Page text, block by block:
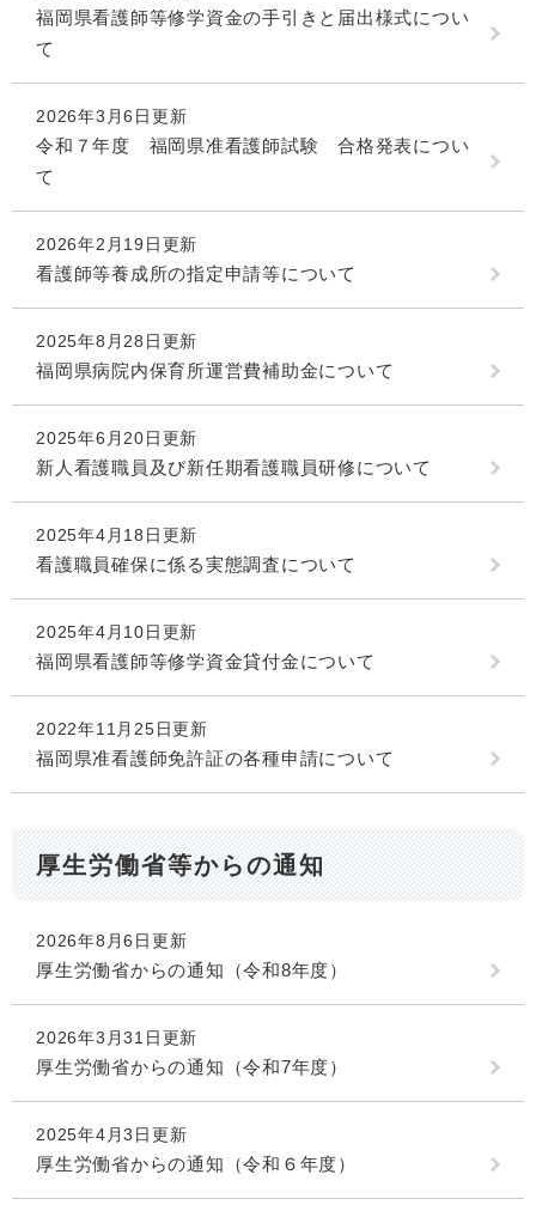
福岡県看護師等修学資金の手引きと届出様式につい
て
2026年3月6日更新
令和７年度 福岡県准看護師試験 合格発表につい
て
2026年2月19日更新
看護師等養成所の指定申請等について
2025年8月28日更新
福岡県病院内保育所運営費補助金について
2025年6月20日更新
新人看護職員及び新任期看護職員研修について
2025年4月18日更新
看護職員確保に係る実態調査について
2025年4月10日更新
福岡県看護師等修学資金貸付金について
2022年11月25日更新
福岡県准看護師免許証の各種申請について
厚生労働省等からの通知
2026年8月6日更新
厚生労働省からの通知（令和8年度）
2026年3月31日更新
厚生労働省からの通知（令和7年度）
2025年4月3日更新
厚生労働省からの通知（令和６年度）